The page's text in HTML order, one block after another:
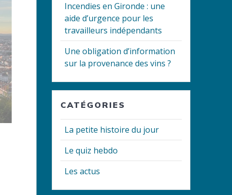
Incendies en Gironde : une
aide d’urgence pour les
travailleurs indépendants
Une obligation d’information
sur la provenance des vins ?
CATÉGORIES
La petite histoire du jour
Le quiz hebdo
Les actus